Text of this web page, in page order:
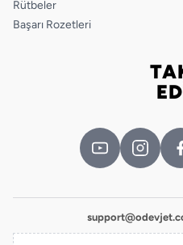
Rütbeler
Başarı Rozetleri